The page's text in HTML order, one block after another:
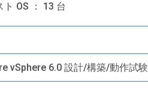
ト OS ： 13 台
vSphere 6.0 設計/構築/動作試験